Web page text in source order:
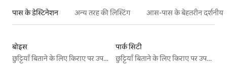
पास के डेस्टिनेशन अन्य तरह की लिस्टिंग आस-पास के बेहतरीन दर्शनीय
बोइस
छुट्टियाँ बिताने के लिए किराए पर उपलब्ध जगहें
पार्क सिटी
छुट्टियाँ बिताने के लिए किराए पर उपलब्ध जगहें